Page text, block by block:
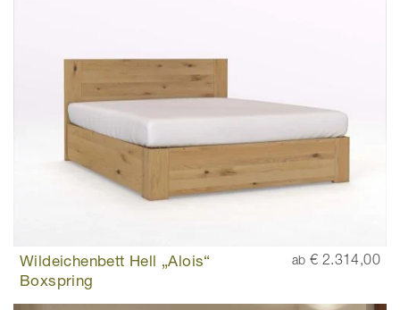
Wildeichenbett Hell „Alois“
Boxspring
ab € 2.314,00